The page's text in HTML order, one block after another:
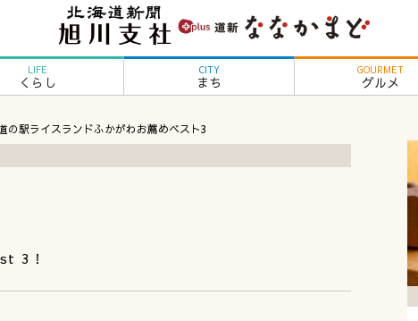
LIFE
くらし
CITY
まち
GOURMET
グルメ
駅ライスランドふかがわお薦めベスト3
3！